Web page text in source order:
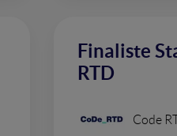
Finaliste
RTD
Code